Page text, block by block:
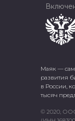
Маяк —
развития
в России,
тысяч
© 2020,